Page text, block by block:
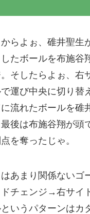
らよぉ、碓井聖生
たボールを布施谷
そしたらよぉ、右
運び中央に切り替
流れたボールを碓
後は布施谷翔が頭
を奪ったじゃ。
あまり関係ないゴ
チェンジ→右サイ
いうパターンはカ